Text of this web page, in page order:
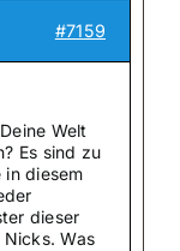
#7159
Welt
Es sind zu
in diesem
dieser
Was